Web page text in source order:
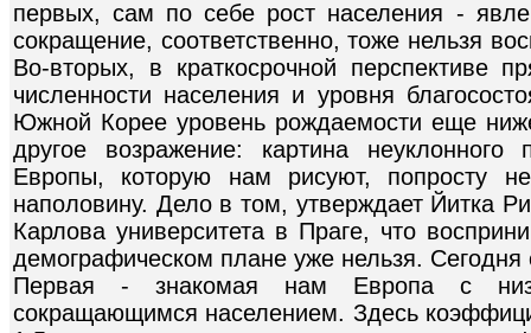
первых, сам по себе рост населения -
сокращение, соответственно, тоже нельзя
Во-вторых, в краткосрочной перспективе
численности населения и уровня
Южной Корее уровень рождаемости еще
другое возражение: картина неуклонного
Европы, которую нам рисуют, попросту
наполовину. Дело в том, утверждает Йитка
Карлова университета в Праге, что
демографическом плане уже нельзя.
Первая - знакомая нам Европа с
сокращающимся населением. Здесь